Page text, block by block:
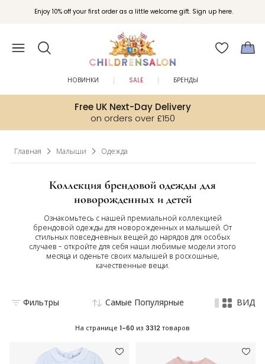
Enjoy 10% off your first order as a little welcome gift. Sign up here.
Вступайте в клуб Бонусы Childrensalon для эксклюзивных привилегий при
покупках.
Free UK Next-Day Delivery
on orders over £150
НОВИНКИ SALE БРЕНДЫ
Главная Малыши Одежда
Коллекция брендовой одежды для
новорожденных и детей
Ознакомьтесь с нашей премиальной коллекцией
брендовой одежды для новорожденных и малышей. От
стильных повседневных вещей до нарядов для особых
случаев - откройте для себя наши любимые модели этого
месяца и оденьте своих малышей в роскошные,
качественные вещи.
Фильтры Самые Популярные ВИД
На странице 1-60 из 3312 товаров